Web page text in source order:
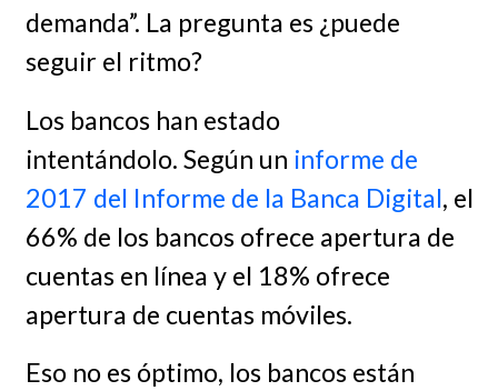
demanda”. La pregunta es ¿puede
seguir el ritmo?
Los bancos han estado
intentándolo. Según un informe de
2017 del Informe de la Banca Digital, el
66% de los bancos ofrece apertura de
cuentas en línea y el 18% ofrece
apertura de cuentas móviles.
Eso no es óptimo, los bancos están